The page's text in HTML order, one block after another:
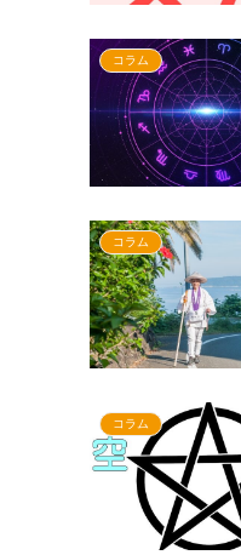
コラム
コラム
コラム